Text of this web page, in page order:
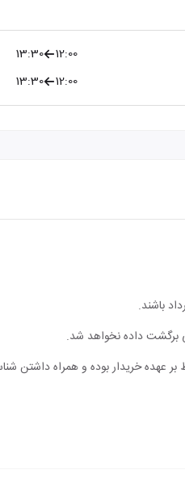
12:00
13:30
12:00
13:30
باشند.
برگشت داده نخواهد شد.
عهده خریدار بوده و همراه داشتن